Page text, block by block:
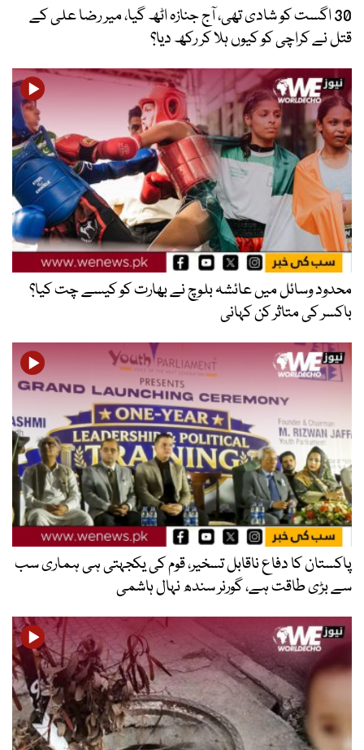
30 اگست کو شادی تھی، آج جنازہ اٹھ گیا، میر رضا علی کے
قتل نے کراچی کو کیوں ہلا کر رکھ دیا؟
محدود وسائل میں عائشہ بلوچ نے بھارت کو کیسے چت کیا؟
باکسر کی متاثر کن کہانی
پاکستان کا دفاع ناقابل تسخیر، قوم کی یکجہتی ہی ہماری سب
سے بڑی طاقت ہے، گورنر سندھ نہال ہاشمی